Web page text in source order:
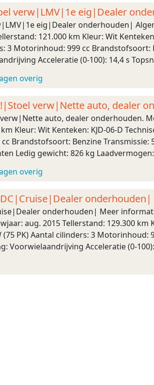
verw|LMV|1e eig|Dealer
eig|Dealer onderhouden|
121.000 km Kleur: Wit
3 Motorinhoud: 999 cc Brandstofsoort:
Acceleratie (0-100): 14,4 s
overig
verw|Nette auto, dealer
auto, dealer onderhouden.
Kleur: Wit Kenteken: KJD-06-D
Brandstofsoort: Benzine Transmissie:
Ledig gewicht: 826 kg Laadvermogen:
overig
onderhouden|
onderhouden| Meer
aug. 2015 Tellerstand: 129.300 km
PK) Aantal cilinders: 3 Motorinhoud:
Voorwielaandrijving Acceleratie (0-